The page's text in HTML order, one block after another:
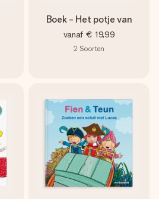
Boek - Het potje van
vanaf € 19,99
2 Soorten